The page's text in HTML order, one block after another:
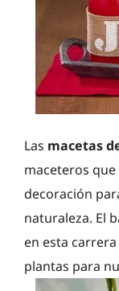
Las macetas
maceteros
decoración
naturaleza. El
en esta
plantas para